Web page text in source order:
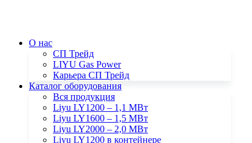
О нас
СП Трейд
LIYU Gas Power
Карьера СП Трейд
Каталог оборудования
Вся продукция
Liyu LY1200 – 1,1 МВт
Liyu LY1600 – 1,5 МВт
Liyu LY2000 – 2,0 МВт
Liyu LY1200 в контейнере